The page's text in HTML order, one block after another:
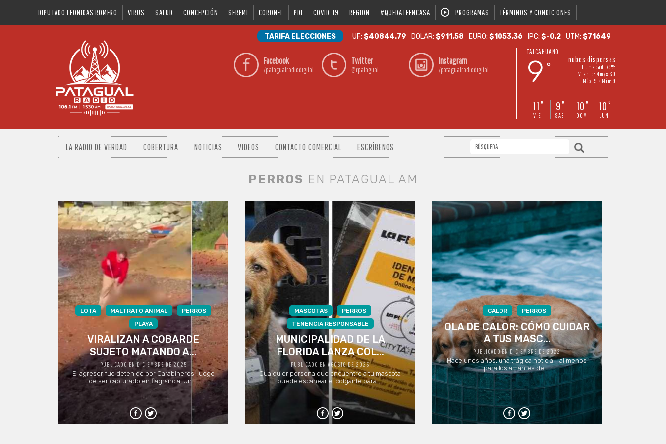
DIPUTADO LEONIDAS ROMERO VIRUS SALUD CONCEPCIÓN SEREMI CORONEL PDI COVID-19 REGION #QUEDATEENCASA PROGRAMAS TÉRMINOS Y CONDICIONES
TARIFA ELECCIONES UF:$40844.79 DOLAR:$911.58 EURO:$1053.36 IPC:$-0.2 UTM:$71649
Facebook
/patagualradiodigital
Twitter
@rpatagual
Instagram
/patagualradiodigital
TALCAHUANO
9 °
nubes dispersas
Humedad: 79%
Viento: 4m/s SO
Máx: 9 • Mín: 9
11 °
VIE
9 °
SAB
10 °
DOM
10 °
LUN
LA RADIO DE VERDAD COBERTURA NOTICIAS VIDEOS CONTACTO COMERCIAL ESCRÍBENOS
PERROS EN PATAGUAL AM
LOTA MALTRATO ANIMAL
PERROS
PLAYA
VIRALIZAN A COBARDE
SUJETO MATANDO A...
PUBLICADO EN DICIEMBRE DE 2025
El agresor fue detenido por Carabineros, luego
de ser capturado en flagrancia. Un ...
MASCOTAS
PERROS
TENENCIA RESPONSABLE
MUNICIPALIDAD DE LA
FLORIDA LANZA COL...
PUBLICADO EN AGOSTO DE 2025
Cualquier persona que encuentre a tu mascota
puede escanear el colgante para ...
CALOR PERROS
OLA DE CALOR: CÓMO CUIDAR
A TUS MASC...
PUBLICADO EN DICIEMBRE DE 2022
Hace unos años, una trágica noticia —al menos
para los amantes de ...